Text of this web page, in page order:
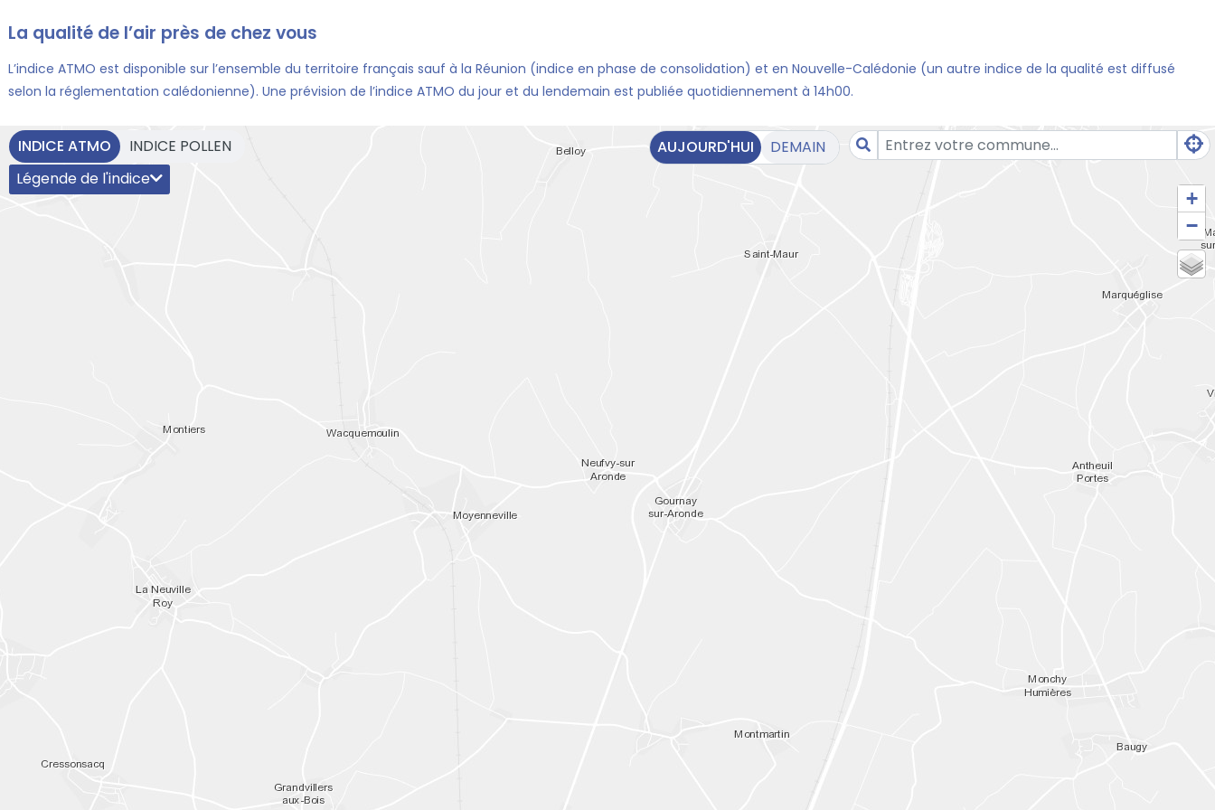
Aller au premier menu de navigation
La qualité de l’air près de chez vous
L’indice ATMO est disponible sur l’ensemble du territoire français sauf à la Réunion (indice en phase de consolidation) et en Nouvelle-Calédonie (un autre indice de la qualité est diffusé
selon la réglementation calédonienne). Une prévision de l’indice ATMO du jour et du lendemain est publiée quotidiennement à 14h00.
+
−
INDICE ATMO
INDICE POLLEN
Légende de l'indice
AUJOURD'HUI DEMAIN